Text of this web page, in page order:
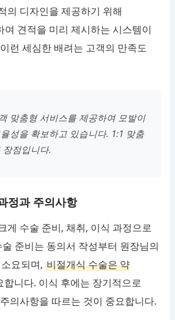
의 디자인을 제공하기 위해
여 견적을 미리 제시하는 시스템이
런 세심한 배려는 고객의 만족도
맞춤형 서비스를 제공하여 모발이
성을 확보하고 있습니다. 1:1 맞춤
점입니다.
정과 주의사항
게 수술 준비, 채취, 이식 과정으로
준비는 동의서 작성부터 원장님의
소요되며,비절개식 수술은 약
합니다. 이식 후에는 장기적으로
의사항을 따르는 것이 중요합니다.